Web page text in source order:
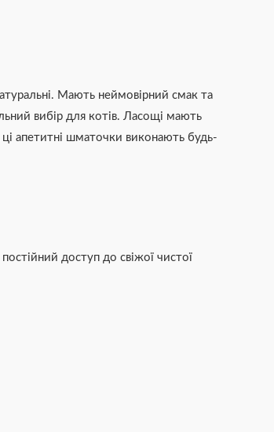
Мають неймовірний смак та
вибір для котів. Ласощі мають
ці апетитні шматочки виконають будь-
доступ до свіжої чистої